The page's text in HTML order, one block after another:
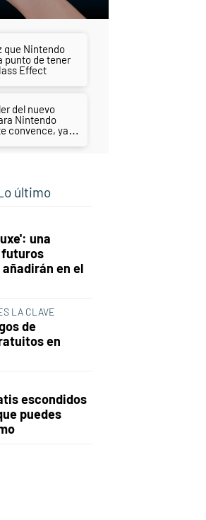
que Nintendo
punto de tener
Effect
del nuevo
Nintendo
convence, ya
último
una
en el
LA CLAVE
de
en
escondidos
puedes